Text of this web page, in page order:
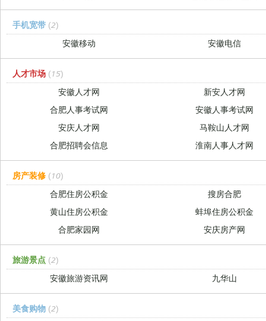
手机宽带 (2)
安徽移动
安徽电信
人才市场 (15)
安徽人才网
新安人才网
合肥人事考试网
安徽人事考试网
安庆人才网
马鞍山人才网
合肥招聘会信息
淮南人事人才网
房产装修 (10)
合肥住房公积金
搜房合肥
黄山住房公积金
蚌埠住房公积金
合肥家园网
安庆房产网
旅游景点 (2)
安徽旅游资讯网
九华山
美食购物 (2)